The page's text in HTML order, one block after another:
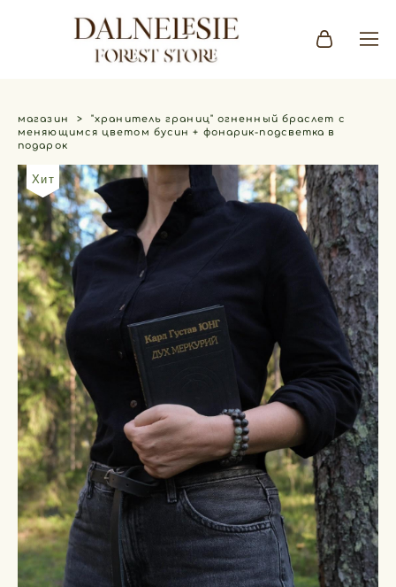
магазин >
"хранитель границ" огненный браслет с
меняющимся цветом бусин + фонарик-подсветка в
подарок
Хит